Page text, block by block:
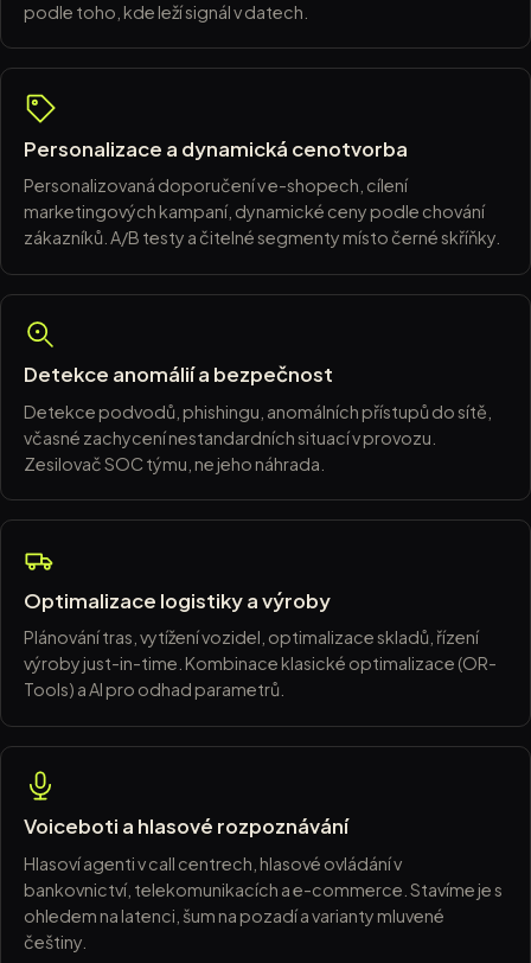
podle toho, kde leží signál v datech.
Personalizace a dynamická cenotvorba
Personalizovaná doporučení v e-shopech, cílení
marketingových kampaní, dynamické ceny podle chování
zákazníků. A/B testy a čitelné segmenty místo černé skříňky.
Detekce anomálií a bezpečnost
Detekce podvodů, phishingu, anomálních přístupů do sítě,
včasné zachycení nestandardních situací v provozu.
Zesilovač SOC týmu, ne jeho náhrada.
Optimalizace logistiky a výroby
Plánování tras, vytížení vozidel, optimalizace skladů, řízení
výroby just-in-time. Kombinace klasické optimalizace (OR-
Tools) a AI pro odhad parametrů.
Voiceboti a hlasové rozpoznávání
Hlasoví agenti v call centrech, hlasové ovládání v
bankovnictví, telekomunikacích a e-commerce. Stavíme je s
ohledem na latenci, šum na pozadí a varianty mluvené
češtiny.